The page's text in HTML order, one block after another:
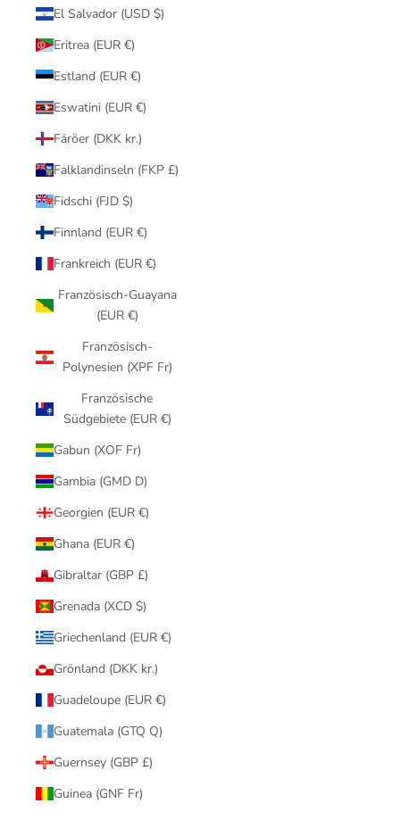
El Salvador (USD $)
Eritrea (EUR €)
Estland (EUR €)
Eswatini (EUR €)
Färöer (DKK kr.)
Falklandinseln (FKP £)
Fidschi (FJD $)
Finnland (EUR €)
Frankreich (EUR €)
Französisch-Guayana
(EUR €)
Französisch-
Polynesien (XPF Fr)
Französische
Südgebiete (EUR €)
Gabun (XOF Fr)
Gambia (GMD D)
Georgien (EUR €)
Ghana (EUR €)
Gibraltar (GBP £)
Grenada (XCD $)
Griechenland (EUR €)
Grönland (DKK kr.)
Guadeloupe (EUR €)
Guatemala (GTQ Q)
Guernsey (GBP £)
Guinea (GNF Fr)